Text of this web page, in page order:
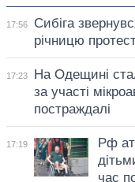
17:56
Сибіга
річницю
17:23
На Одещині
за участі
постраждалі
17:19
Рф
час